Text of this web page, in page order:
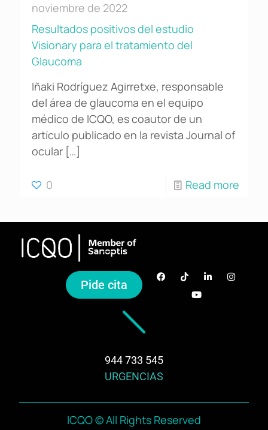
noviembre de 2022
Resultados positivos del estudio
Visionary para el tratamiento del
Glaucoma
Iñaki Rodríguez Agirretxe, responsable
del área de glaucoma en el equipo
médico de ICQO, es coautor de un
artículo publicado en la revista Journal of
ocular […]
0 Read more
Pide cita
944 733 545
URGENCIAS
ICQO © All Rights Reserved